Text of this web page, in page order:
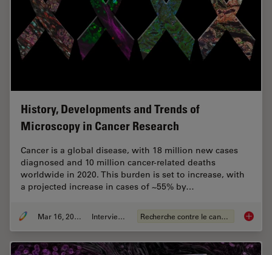
History, Developments and Trends of
Microscopy in Cancer Research
Cancer is a global disease, with 18 million new cases
diagnosed and 10 million cancer-related deaths
worldwide in 2020. This burden is set to increase, with
a projected increase in cases of ~55% by…
Mar 16, 2026 Interviews Recherche contre le cancer